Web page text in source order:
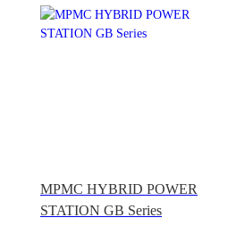
MPMC HYBRID POWER
STATION GB Series